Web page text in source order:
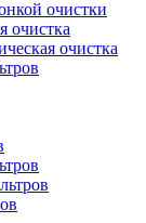
очистки
очистка
очистка